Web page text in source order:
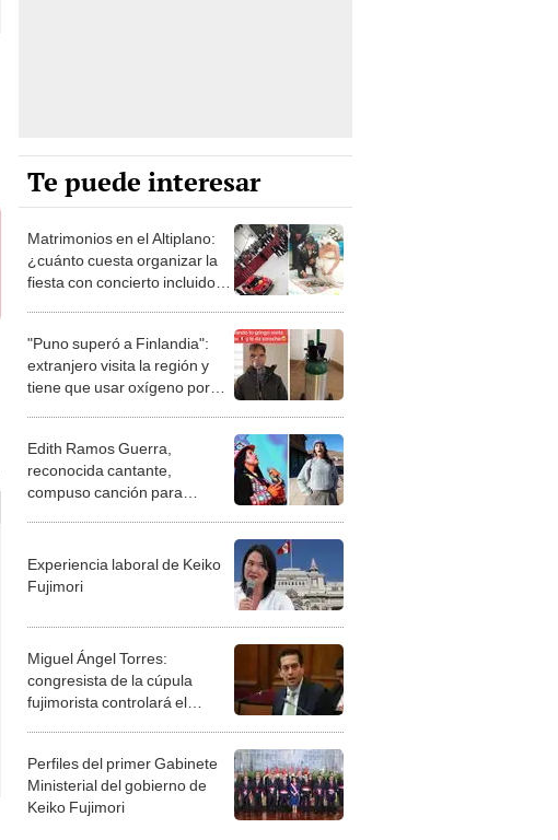
Te puede interesar
Matrimonios en el Altiplano:
¿cuánto cuesta organizar la
fiesta con concierto incluido
"Puno superó a Finlandia":
extranjero visita la región y
tiene que usar oxígeno por
Edith Ramos Guerra,
reconocida cantante,
compuso canción para
Experiencia laboral de Keiko
Fujimori
Miguel Ángel Torres:
congresista de la cúpula
fujimorista controlará el
Perfiles del primer Gabinete
Ministerial del gobierno de
Keiko Fujimori